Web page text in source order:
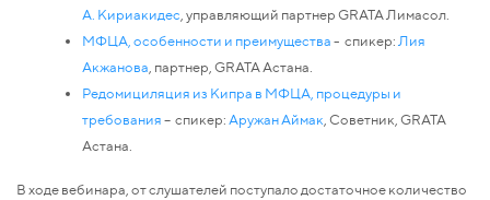
А. Кириакидес , управляющий партнер GRATA Лимасол.
МФЦА, особенности и преимущества- cпикер: Лия
Акжанова , партнер, GRATA Астана.
Редомициляция из Кипра в МФЦА, процедуры и
требования– cпикер: Аружан Аймак , Советник, GRATA
Астана.
В ходе вебинара, от слушателей поступало достаточное количество